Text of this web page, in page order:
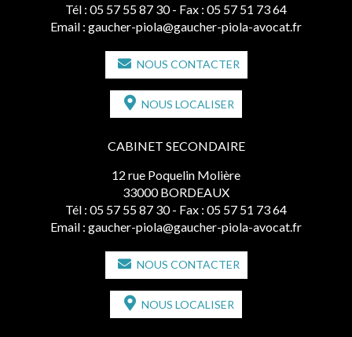
Tél : 05 57 55 87 30 - Fax : 05 57 51 73 64
Email : gaucher-piola@gaucher-piola-avocat.fr
NOUS CONTACTER
NOUS LOCALISER
CABINET SECONDAIRE
12 rue Poquelin Molière
33000 BORDEAUX
Tél : 05 57 55 87 30 - Fax : 05 57 51 73 64
Email : gaucher-piola@gaucher-piola-avocat.fr
NOUS CONTACTER
NOUS LOCALISER